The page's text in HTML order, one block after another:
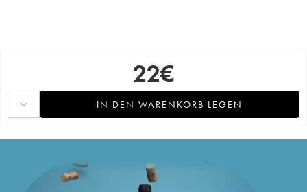
22€
IN DEN WARENKORB LEGEN